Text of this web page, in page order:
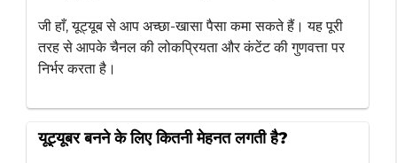
जी हाँ, यूट्यूब से आप अच्छा-खासा पैसा कमा सकते हैं। यह पूरी
तरह से आपके चैनल की लोकप्रियता और कंटेंट की गुणवत्ता पर
निर्भर करता है।
यूट्यूबर बनने के लिए कितनी मेहनत लगती है?